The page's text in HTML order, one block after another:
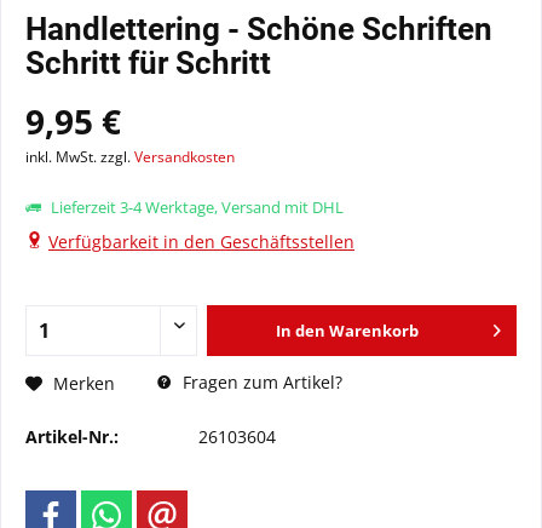
Handlettering - Schöne Schriften
Schritt für Schritt
9,95 €
inkl. MwSt. zzgl.Versandkosten
Lieferzeit 3-4 Werktage, Versand mit DHL
Verfügbarkeit in den Geschäftsstellen
In den Warenkorb
Merken Fragen zum Artikel?
Artikel-Nr.: 26103604